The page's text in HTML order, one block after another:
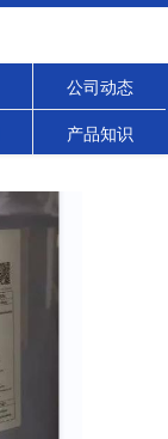
公司动态
产品知识